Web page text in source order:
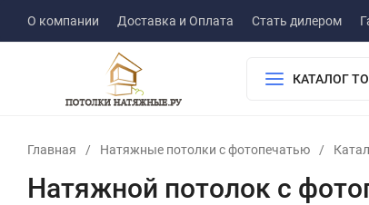
О компании Доставка и Оплата Стать дилером
КАТАЛОГ
Главная / Натяжные потолки с фотопечатью /
Натяжной потолок с